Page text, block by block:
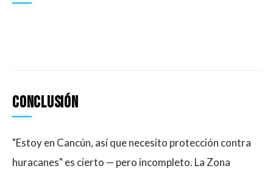
Conclusión
"Estoy en Cancún, así que necesito protección contra
huracanes" es cierto — pero incompleto. La Zona